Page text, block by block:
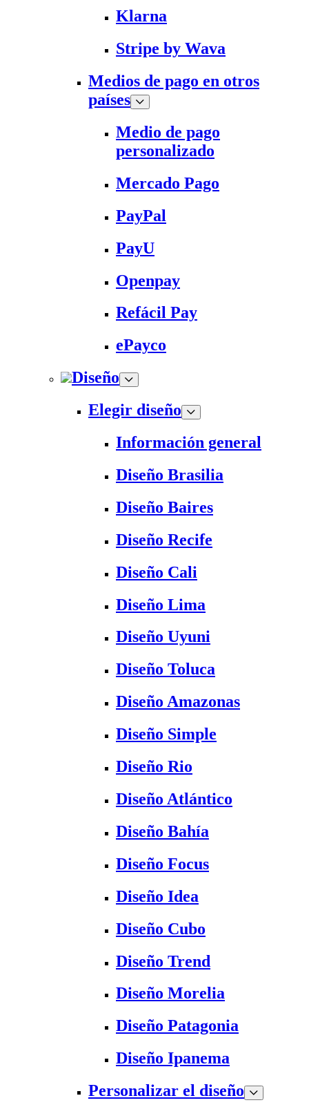
Klarna
Stripe by Wava
Medios de pago en otros
países
Medio de pago
personalizado
Mercado Pago
PayPal
PayU
Openpay
Refácil Pay
ePayco
Diseño
Elegir diseño
Información general
Diseño Brasilia
Diseño Baires
Diseño Recife
Diseño Cali
Diseño Lima
Diseño Uyuni
Diseño Toluca
Diseño Amazonas
Diseño Simple
Diseño Rio
Diseño Atlántico
Diseño Bahía
Diseño Focus
Diseño Idea
Diseño Cubo
Diseño Trend
Diseño Morelia
Diseño Patagonia
Diseño Ipanema
Personalizar el diseño